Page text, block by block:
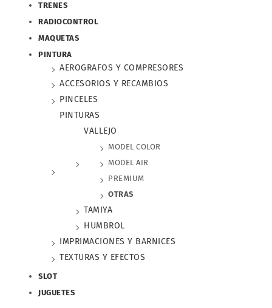
TRENES
RADIOCONTROL
MAQUETAS
PINTURA
AEROGRAFOS Y COMPRESORES
ACCESORIOS Y RECAMBIOS
PINCELES
PINTURAS
VALLEJO
MODEL COLOR
MODEL AIR
PREMIUM
OTRAS
TAMIYA
HUMBROL
IMPRIMACIONES Y BARNICES
TEXTURAS Y EFECTOS
SLOT
JUGUETES